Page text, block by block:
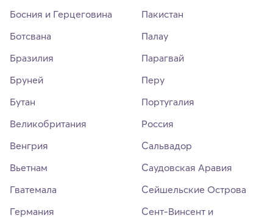
Босния и Герцеговина
Ботсвана
Бразилия
Бруней
Бутан
Великобритания
Венгрия
Вьетнам
Гватемала
Германия
Пакистан
Палау
Парагвай
Перу
Португалия
Россия
Сальвадор
Саудовская Аравия
Сейшельские Острова
Сент-Винсент и